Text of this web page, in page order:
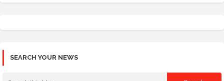
SEARCH YOUR NEWS